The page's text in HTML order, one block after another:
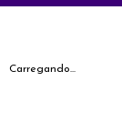
Carregando...